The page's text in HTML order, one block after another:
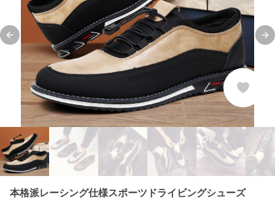
Previous slide
本格派レーシング仕様スポーツドライビングシューズ